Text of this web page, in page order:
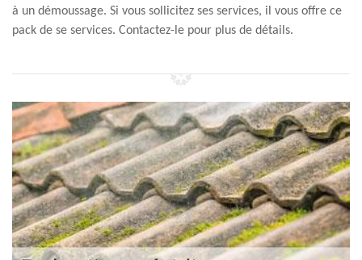
à un démoussage. Si vous sollicitez ses services, il vous offre ce
pack de se services. Contactez-le pour plus de détails.